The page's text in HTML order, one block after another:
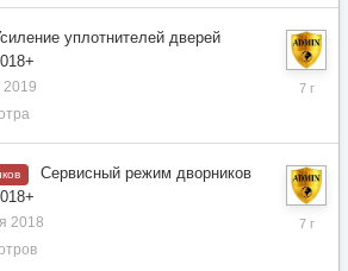
уплотнителей дверей
2019
22
Сервисный режим дворников
2018
25